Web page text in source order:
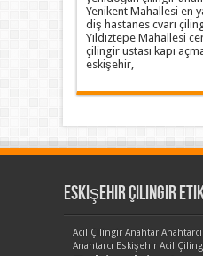
Yenikent Mahallesi en
diş hastanes cvarı
Yıldıztepe Mahallesi
çilingir ustası kapı
eskişehir,
Eskişehir Çilingir
Acil Çilingir Anahtar Anahtarcı
Anahtarcı Eskişehir Acil